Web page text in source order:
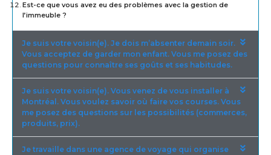
Est-ce que vous avez eu des problèmes avec la gestion de
l’immeuble ?
Je suis votre voisin(e). Je dois m’absenter demain soir.
Vous acceptez de garder mon enfant. Vous me posez des
questions pour connaître ses goûts et ses habitudes.
Je suis votre voisin(e). Vous venez de vous installer à
Montréal. Vous voulez savoir où faire vos courses. Vous
me posez des questions sur les possibilités (commerces,
produits, prix).
Je travaille dans une agence de voyage qui organise